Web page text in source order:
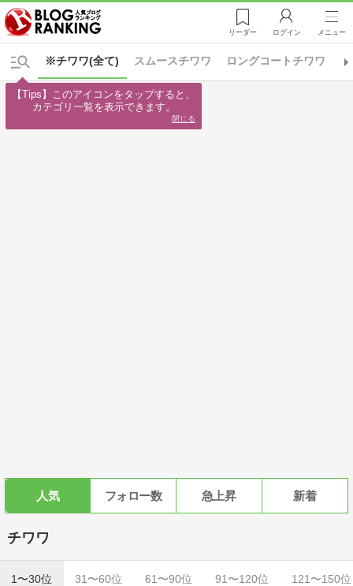
リーダー ログイン メニュー
※チワワ(全て) ※
スムースチワワ ロングコートチワワ
人気 フォロー数 急上昇 新着
チワワ
1〜30位 31〜60位 61〜90位 91〜120位 121〜150位
【Tips】このアイコンをタップすると、
カテゴリ一覧を表示できます。
閉じる